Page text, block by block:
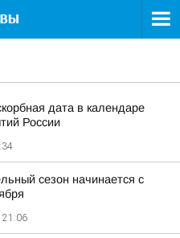
дата в календаре
России
сезон начинается с
21:06